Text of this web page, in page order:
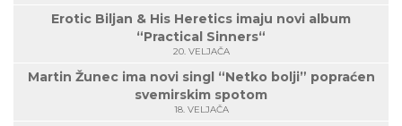
Erotic Biljan & His Heretics imaju novi album
“Practical Sinners“
20. VELJAČA
Martin Žunec ima novi singl “Netko bolji” popraćen
svemirskim spotom
18. VELJAČA